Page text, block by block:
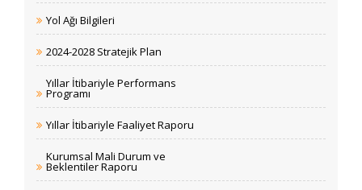
Yol Ağı Bilgileri
2024-2028 Stratejik Plan
Yıllar İtibariyle Performans
Programı
Yıllar İtibariyle Faaliyet Raporu
Kurumsal Mali Durum ve
Beklentiler Raporu